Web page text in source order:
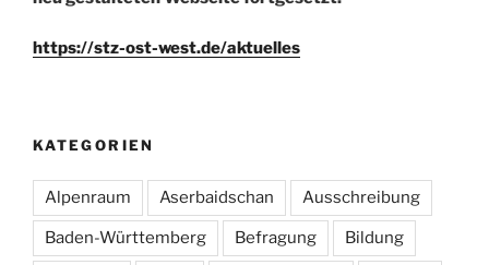
https://stz-ost-west.de/aktuelles
KATEGORIEN
Alpenraum Aserbaidschan Ausschreibung
Baden-Württemberg Befragung Bildung